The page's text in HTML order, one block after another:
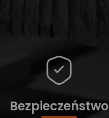
Bezpieczeństwo